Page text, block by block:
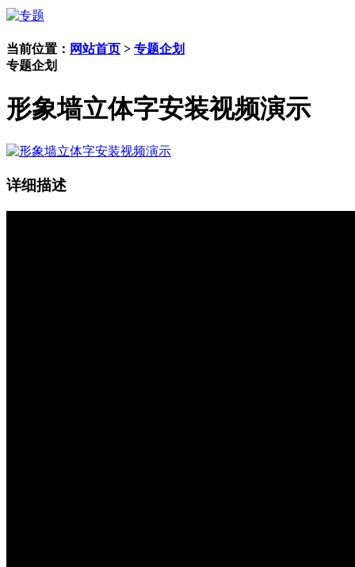
当前位置： 网站首页 > 专题企划
专题企划
形象墙立体字安装视频演示
详细描述